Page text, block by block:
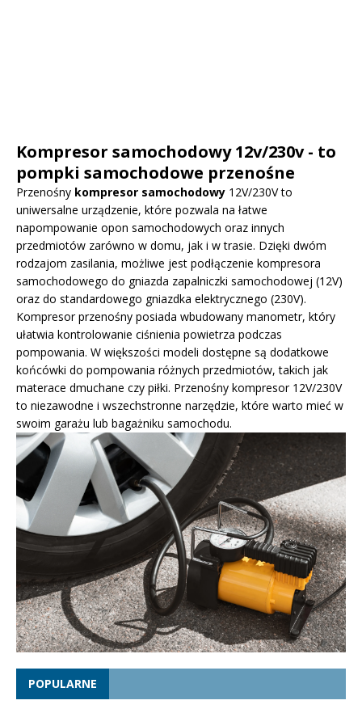
Kompresor samochodowy 12v/230v - to
pompki samochodowe przenośne
Przenośny kompresor samochodowy 12V/230V to
uniwersalne urządzenie, które pozwala na łatwe
napompowanie opon samochodowych oraz innych
przedmiotów zarówno w domu, jak i w trasie. Dzięki dwóm
rodzajom zasilania, możliwe jest podłączenie kompresora
samochodowego do gniazda zapalniczki samochodowej (12V)
oraz do standardowego gniazdka elektrycznego (230V).
Kompresor przenośny posiada wbudowany manometr, który
ułatwia kontrolowanie ciśnienia powietrza podczas
pompowania. W większości modeli dostępne są dodatkowe
końcówki do pompowania różnych przedmiotów, takich jak
materace dmuchane czy piłki. Przenośny kompresor 12V/230V
to niezawodne i wszechstronne narzędzie, które warto mieć w
swoim garażu lub bagażniku samochodu.
POPULARNE